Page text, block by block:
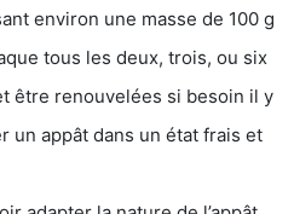
environ une masse de 100 g
tous les deux, trois, ou six
être renouvelées si besoin il y
un appât dans un état frais et